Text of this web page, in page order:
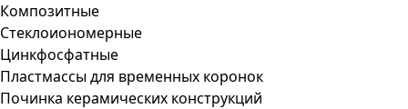
Композитные
Стеклоиономерные
Цинкфосфатные
Пластмассы для временных коронок
Починка керамических конструкций